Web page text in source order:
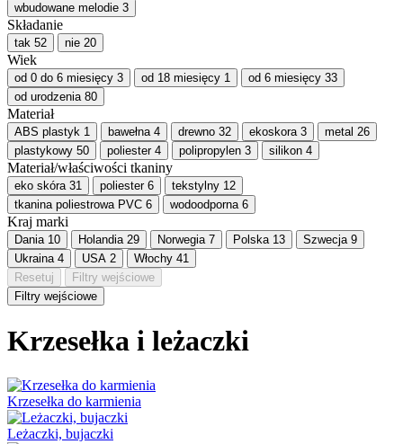
wbudowane melodie 3
Składanie
tak 52 nie 20
Wiek
od 0 do 6 miesięcy 3 od 18 miesięcy 1 od 6 miesięcy 33
od urodzenia 80
Materiał
ABS plastyk 1 bawełna 4 drewno 32 ekoskora 3 metal 26
plastykowy 50 poliester 4 polipropylen 3 silikon 4
Materiał/właściwości tkaniny
eko skóra 31 poliester 6 tekstylny 12
tkanina poliestrowa PVC 6 wodoodporna 6
Kraj marki
Dania 10 Holandia 29 Norwegia 7 Polska 13 Szwecja 9
Ukraina 4 USA 2 Włochy 41
Resetuj
Filtry wejściowe
Filtry wejściowe
Krzesełka i leżaczki
Krzesełka do karmienia
Leżaczki, bujaczki